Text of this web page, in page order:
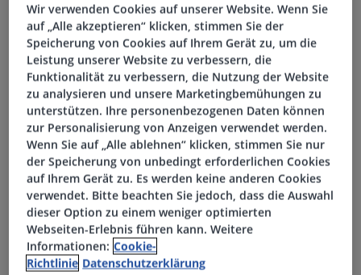
Telefonische und schriftliche Korrespondenz mit
Kunden und Partnern
Terminplanung, Kalenderpflege und Reisekoordination
Unterstützung der Geschäftsleitung und des Teams im
Tagesgeschäft
Bearbeitung von Dokumenten, Ablage und Datenpflege
Vorbereitung von Meetings und Präsentationen
Ihr Profil
Abgeschlossene kaufmännische Ausbildung oder
vergleichbare Qualifikation
Erste Berufserfahrung als Büroassistenz, Teamassistenz
Wir verwenden Cookies auf unserer Website. Wenn Sie
auf „Alle akzeptieren“ klicken, stimmen Sie der
Speicherung von Cookies auf Ihrem Gerät zu, um die
Leistung unserer Website zu verbessern, die
Funktionalität zu verbessern, die Nutzung der Website
zu analysieren und unsere Marketingbemühungen zu
unterstützen. Ihre personenbezogenen Daten können
zur Personalisierung von Anzeigen verwendet werden.
Wenn Sie auf „Alle ablehnen“ klicken, stimmen Sie nur
der Speicherung von unbedingt erforderlichen Cookies
auf Ihrem Gerät zu. Es werden keine anderen Cookies
verwendet. Bitte beachten Sie jedoch, dass die Auswahl
dieser Option zu einem weniger optimierten
Webseiten-Erlebnis führen kann. Weitere
Informationen: Cookie-
Richtlinie Datenschutzerklärung